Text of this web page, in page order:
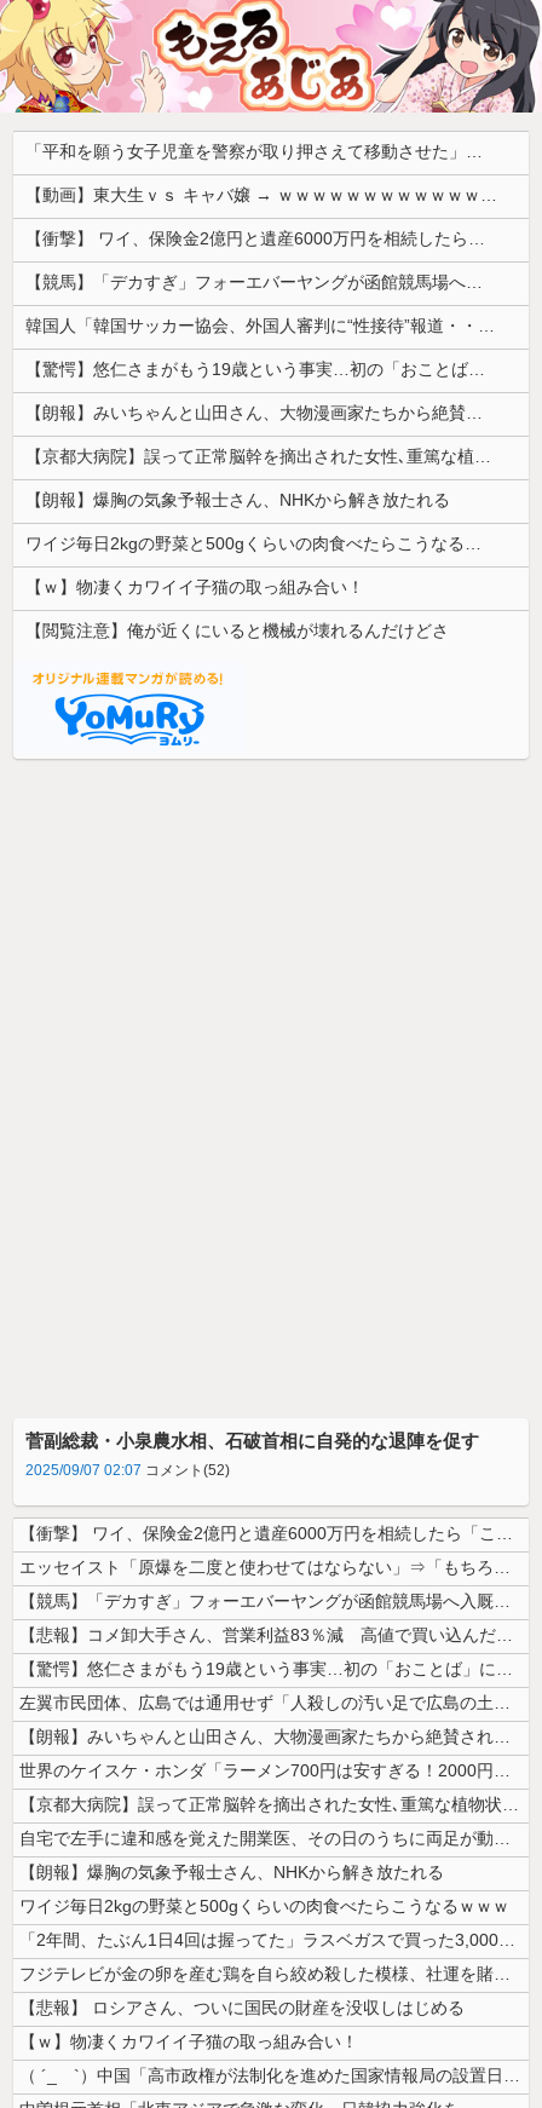
「平和を願う女子児童を警察が取り押さえて移動させた」と市民団体が告発、「児童……どこ？」とガチで困惑する人が続出
【動画】東大生ｖｓ キャバ嬢 → ｗｗｗｗｗｗｗｗｗｗｗｗｗｗｗｗｗｗ
【衝撃】 ワイ、保険金2億円と遺産6000万円を相続したら「こう」なった・・・
【競馬】「デカすぎ」フォーエバーヤングが函館競馬場へ入厩 573キロ 矢作師「もう1段パワーアップ」
韓国人「韓国サッカー協会、外国人審判に“性接待”報道・・・」→「2002年の審判買収が事実だったのか？」「日本人が言ってたこと正しかったね・・・...
【驚愕】悠仁さまがもう19歳という事実…初の「おことば」にネット民驚嘆
【朗報】みいちゃんと山田さん、大物漫画家たちから絶賛されるｗｗｗｗ
【京都大病院】誤って正常脳幹を摘出された女性､重篤な植物状態だが意識は正常で何かを思考していると判明
【朗報】爆胸の気象予報士さん、NHKから解き放たれる
ワイジ毎日2kgの野菜と500gくらいの肉食べたらこうなるｗｗｗ
【ｗ】物凄くカワイイ子猫の取っ組み合い！
【閲覧注意】俺が近くにいると機械が壊れるんだけどさ
菅副総裁・小泉農水相、石破首相に自発的な退陣を促す
2025/09/07 02:07 コメント(52)
【衝撃】 ワイ、保険金2億円と遺産6000万円を相続したら「こう」なっ...
エッセイスト「原爆を二度と使わせてはならない」⇒「もちろん中国の核も非...
【競馬】「デカすぎ」フォーエバーヤングが函館競馬場へ入厩 573キロ ...
【悲報】コメ卸大手さん、営業利益83％減 高値で買い込んだ米が売れず「...
【驚愕】悠仁さまがもう19歳という事実…初の「おことば」にネット民驚嘆
左翼市民団体、広島では通用せず「人殺しの汚い足で広島の土を踏むな！」→...
【朗報】みいちゃんと山田さん、大物漫画家たちから絶賛されるｗｗｗｗ
世界のケイスケ・ホンダ「ラーメン700円は安すぎる！2000円にするべ...
【京都大病院】誤って正常脳幹を摘出された女性､重篤な植物状態だが意識は...
自宅で左手に違和感を覚えた開業医、その日のうちに両足が動かなくなり入院...
【朗報】爆胸の気象予報士さん、NHKから解き放たれる
ワイジ毎日2kgの野菜と500gくらいの肉食べたらこうなるｗｗｗ
「2年間、たぶん1日4回は握ってた」ラスベガスで買った3,000円のキ...
フジテレビが金の卵を産む鶏を自ら絞め殺した模様、社運を賭けたドル箱コン...
【悲報】 ロシアさん、ついに国民の財産を没収しはじめる
【ｗ】物凄くカワイイ子猫の取っ組み合い！
（ ´_ゝ`）中国「高市政権が法制化を進めた国家情報局の設置日が7月3...